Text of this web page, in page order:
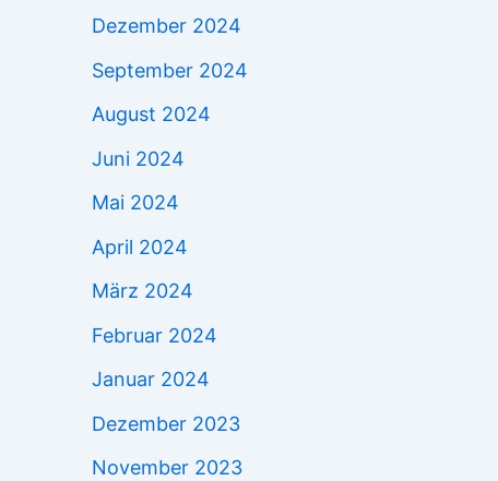
Dezember 2024
September 2024
August 2024
Juni 2024
Mai 2024
April 2024
März 2024
Februar 2024
Januar 2024
Dezember 2023
November 2023